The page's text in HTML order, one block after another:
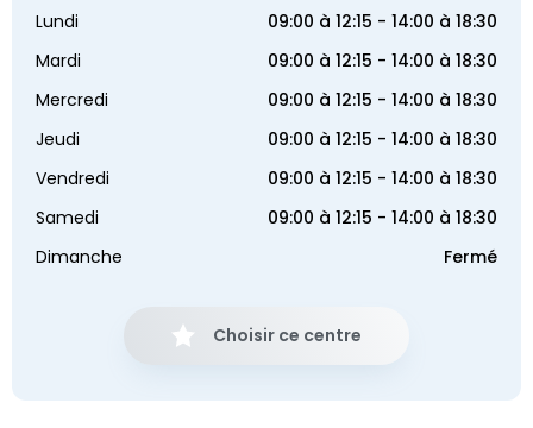
Lundi
09:00 à 12:15 - 14:00 à 18:30
Mardi
09:00 à 12:15 - 14:00 à 18:30
Mercredi
09:00 à 12:15 - 14:00 à 18:30
Jeudi
09:00 à 12:15 - 14:00 à 18:30
Vendredi
09:00 à 12:15 - 14:00 à 18:30
Samedi
09:00 à 12:15 - 14:00 à 18:30
Dimanche
Fermé
Choisir ce centre